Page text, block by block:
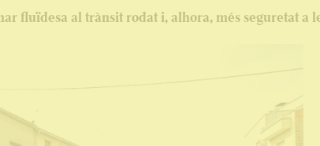
fluïdesa al trànsit rodat i, alhora, més seguretat a